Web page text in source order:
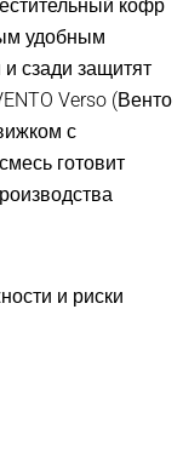
кофр
удобным
сзади защитят
Verso (Венто
с
готовит
и риски